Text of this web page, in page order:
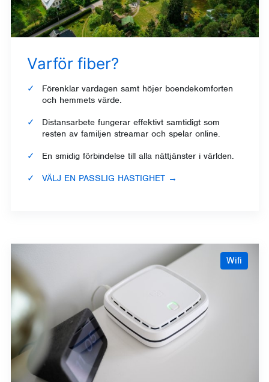
Varför fiber?
Förenklar vardagen samt höjer boendekomforten
och hemmets värde.
Distansarbete fungerar effektivt samtidigt som
resten av familjen streamar och spelar online.
En smidig förbindelse till alla nättjänster i världen.
VÄLJ EN PASSLIG HASTIGHET →
Wifi